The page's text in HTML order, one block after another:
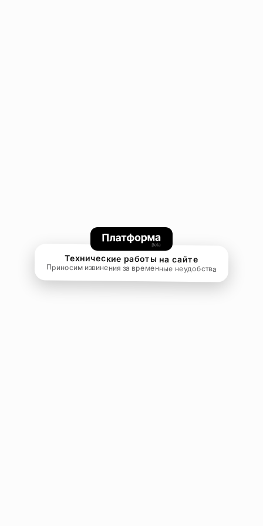
Технические работы на сайте
Приносим извинения за временные неудобства